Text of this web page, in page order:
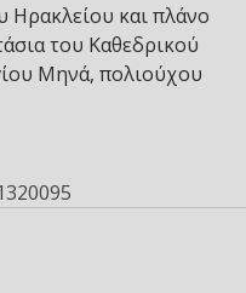
Ηρακλείου και πλάνο
του Καθεδρικού
Μηνά, πολιούχου